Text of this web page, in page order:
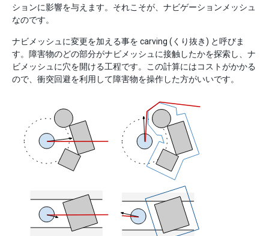
ションに影響を与えます。それこそが、ナビゲーションメッシュ
なのです。
ナビメッシュに変更を加える事を carving (くり抜き) と呼びま
す。障害物のどの部分がナビメッシュに接触したかを探索し、ナ
ビメッシュに穴を開ける工程です。この計算にはコストがかかる
ので、衝突回避を利用して障害物を操作した方がいいです。